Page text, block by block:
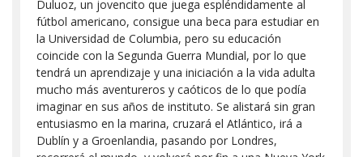
Duluoz, un jovencito que juega espléndidamente al
fútbol americano, consigue una beca para estudiar en
la Universidad de Columbia, pero su educación
coincide con la Segunda Guerra Mundial, por lo que
tendrá un aprendizaje y una iniciación a la vida adulta
mucho más aventureros y caóticos de lo que podía
imaginar en sus años de instituto. Se alistará sin gran
entusiasmo en la marina, cruzará el Atlántico, irá a
Dublín y a Groenlandia, pasando por Londres,